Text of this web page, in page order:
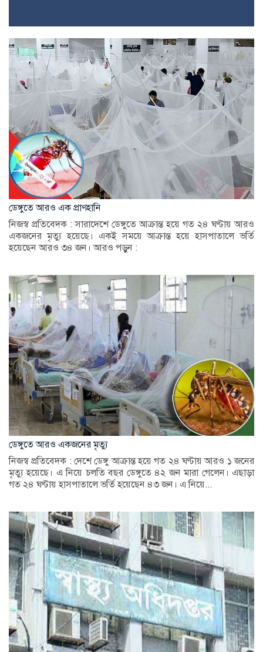
ডেঙ্গুতে আরও এক প্রাণহানি
নিজস্ব প্রতিবেদক : সারাদেশে ডেঙ্গুতে আক্রান্ত হয়ে গত ২৪ ঘণ্টায় আরও
একজনের মৃত্যু হয়েছে। একই সময়ে আক্রান্ত হয়ে হাসপাতালে ভর্তি
হয়েছেন আরও ৩৪ জন। আরও পড়ুন :
ডেঙ্গুতে আরও একজনের মৃত্যু
নিজস্ব প্রতিবেদক : দেশে ডেঙ্গু আক্রান্ত হয়ে গত ২৪ ঘণ্টায় আরও ১ জনের
মৃত্যু হয়েছে। এ নিয়ে চলতি বছর ডেঙ্গুতে ৪২ জন মারা গেলেন। এছাড়া
গত ২৪ ঘণ্টায় হাসপাতালে ভর্তি হয়েছেন ৪৩ জন। এ নিয়ে...